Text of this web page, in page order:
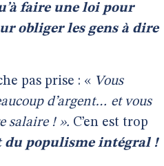
faire une loi pour
obliger les gens à dire
pas prise : « Vous
d’argent… et vous
salaire ! ». C’en est trop
du populisme intégral !